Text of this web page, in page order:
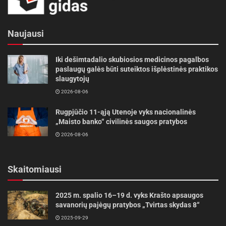
Paruošimas:duoną supjaustykite stambiomis
česnako skiltele. Mangą nulupkite ir
supjaustykite kubeliais ir sumaišykite su
mangais ir bazilikų lapeliais – šias salotas
pagardinkite šlakeliu alyvuogių aliejaus, druska ir
pipirais. Ant paruoštų skrebučių dėkite po
šaukštą pomidorų ir mangų salotų ir išdėliokite
ančiuvius.
Žymos: Adventas
Naujausi
Iki dešimtadalio skubiosios medicinos pagalbos
paslaugų galės būti suteiktos išplėstinės praktikos
slaugytojų
2026-08-06
Rugpjūčio 11-ąją Utenoje vyks nacionalinės
„Maisto banko“ civilinės saugos pratybos
2026-08-06
Skaitomiausi
2025 m. spalio 16–19 d. vyks Krašto apsaugos
savanorių pajėgų pratybos „Tvirtas skydas 8“
2025-09-29